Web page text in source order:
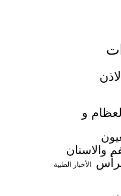
و
والاسنان
الأخبار الطبية